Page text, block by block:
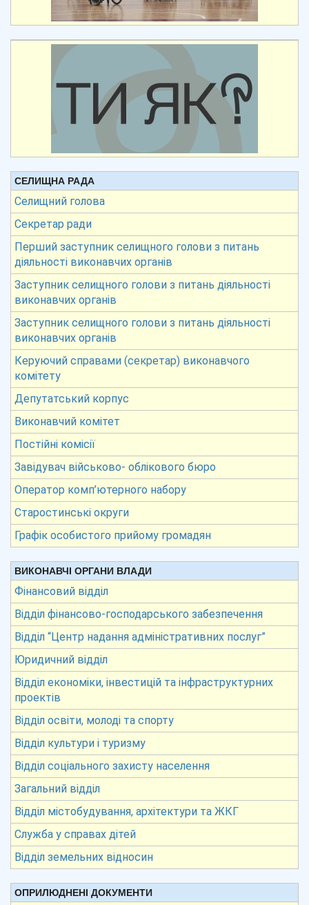
СЕЛИЩНА РАДА
Селищний голова
Секретар ради
Перший заступник селищного голови з питань
діяльності виконавчих органів
Заступник селищного голови з питань діяльності
виконавчих органів
Заступник селищного голови з питань діяльності
виконавчих органів
Керуючий справами (секретар) виконавчого
комітету
Депутатський корпус
Виконавчий комітет
Постійні комісії
Завідувач військово- облікового бюро
Оператор комп’ютерного набору
Старостинські округи
Графік особистого прийому громадян
ВИКОНАВЧІ ОРГАНИ ВЛАДИ
Фінансовий відділ
Відділ фінансово-господарського забезпечення
Відділ “Центр надання адміністративних послуг”
Юридичний відділ
Відділ економіки, інвестицій та інфраструктурних
проектів
Відділ освіти, молоді та спорту
Відділ культури і туризму
Відділ соціального захисту населення
Загальний відділ
Відділ містобудування, архітектури та ЖКГ
Служба у справах дітей
Відділ земельних відносин
ОПРИЛЮДНЕНІ ДОКУМЕНТИ